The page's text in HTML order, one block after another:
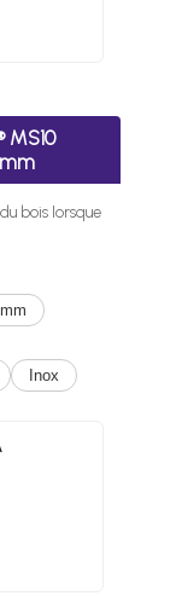
MS10
bois lorsque
Inox